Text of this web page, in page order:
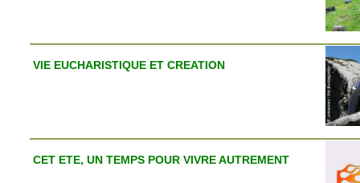
VIE EUCHARISTIQUE ET CREATION
CET ETE, UN TEMPS POUR VIVRE AUTREMENT